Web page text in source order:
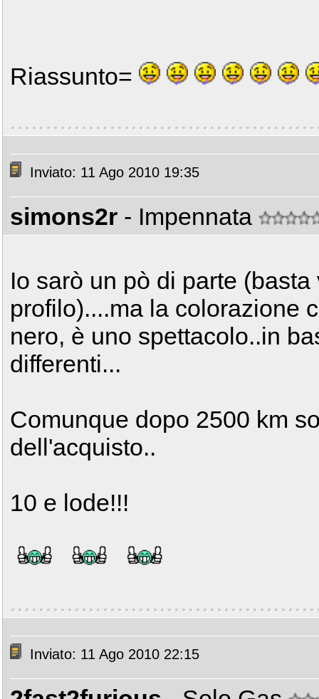
Riassunto=
Inviato: 11 Ago 2010 19:35
simons2r - Impennata
Io sarò un pò di parte
profilo)....ma la colorazione
nero, è uno spettacolo..in
differenti...
Comunque dopo 2500 km
dell'acquisto..
10 e lode!!!
Inviato: 11 Ago 2010 22:15